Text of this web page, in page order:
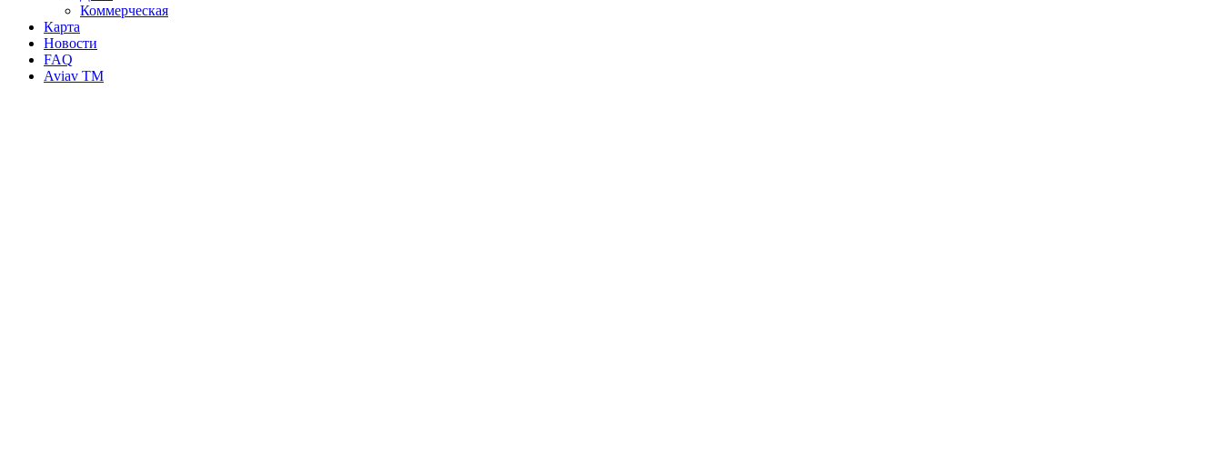
Коммерческая
Карта
Новости
FAQ
Aviav TM